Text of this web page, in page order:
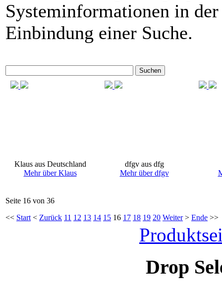
Systeminformationen in
Einbindung einer Suche.
Suchen
Klaus aus Deutschland
Mehr über Klaus
dfgv aus dfg
Mehr über dfgv
Seite 16 von 36
<< Start < Zurück 11 12 13 14 15 16 17 18 19 20 Weiter> Ende >>
Drop